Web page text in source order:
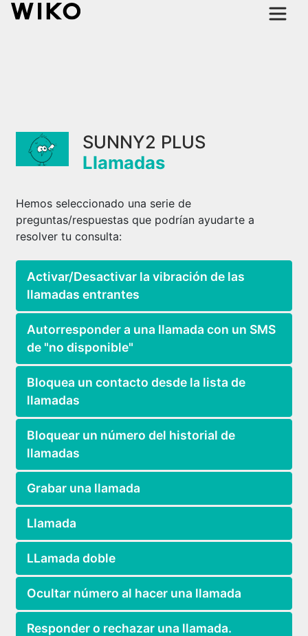
SUNNY2 PLUS
Llamadas
Hemos seleccionado una serie de
preguntas/respuestas que podrían ayudarte a
resolver tu consulta:
Activar/Desactivar la vibración de las
llamadas entrantes
Autorresponder a una llamada con un SMS
de "no disponible"
Bloquea un contacto desde la lista de
llamadas
Bloquear un número del historial de
llamadas
Grabar una llamada
Llamada
LLamada doble
Ocultar número al hacer una llamada
Responder o rechazar una llamada.